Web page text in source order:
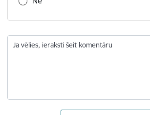
Ja vēlies, ieraksti šeit komentāru